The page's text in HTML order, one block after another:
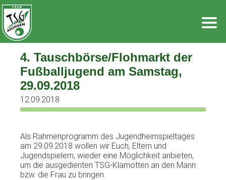
Zum
Inhalt
springen
4. Tauschbörse/Flohmarkt der
Fußballjugend am Samstag,
29.09.2018
12.09.2018
Als Rahmenprogramm des Jugendheimspieltages
am 29.09.2018 wollen wir Euch, Eltern und
Jugendspielern, wieder eine Möglichkeit anbieten,
um die ausgedienten TSG-Klamotten an den Mann
bzw. die Frau zu bringen.